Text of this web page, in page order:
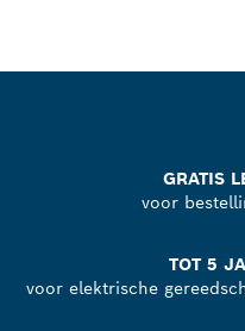
GRATIS
voor
TOT 5
voor elektrische